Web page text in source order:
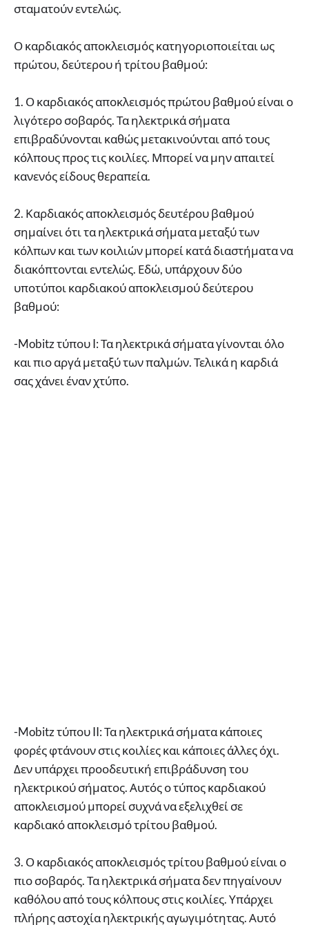
σταματούν εντελώς.
Ο καρδιακός αποκλεισμός κατηγοριοποιείται ως
πρώτου, δεύτερου ή τρίτου βαθμού:
1. Ο καρδιακός αποκλεισμός πρώτου βαθμού είναι ο
λιγότερο σοβαρός. Τα ηλεκτρικά σήματα
επιβραδύνονται καθώς μετακινούνται από τους
κόλπους προς τις κοιλίες. Μπορεί να μην απαιτεί
κανενός είδους θεραπεία.
2. Καρδιακός αποκλεισμός δευτέρου βαθμού
σημαίνει ότι τα ηλεκτρικά σήματα μεταξύ των
κόλπων και των κοιλιών μπορεί κατά διαστήματα να
διακόπτονται εντελώς. Εδώ, υπάρχουν δύο
υποτύποι καρδιακού αποκλεισμού δεύτερου
βαθμού:
-Mobitz τύπου I: Τα ηλεκτρικά σήματα γίνονται όλο
και πιο αργά μεταξύ των παλμών. Τελικά η καρδιά
σας χάνει έναν χτύπο.
-Mobitz τύπου II: Τα ηλεκτρικά σήματα κάποιες
φορές φτάνουν στις κοιλίες και κάποιες άλλες όχι.
Δεν υπάρχει προοδευτική επιβράδυνση του
ηλεκτρικού σήματος. Αυτός ο τύπος καρδιακού
αποκλεισμού μπορεί συχνά να εξελιχθεί σε
καρδιακό αποκλεισμό τρίτου βαθμού.
3. Ο καρδιακός αποκλεισμός τρίτου βαθμού είναι ο
πιο σοβαρός. Τα ηλεκτρικά σήματα δεν πηγαίνουν
καθόλου από τους κόλπους στις κοιλίες. Υπάρχει
πλήρης αστοχία ηλεκτρικής αγωγιμότητας. Αυτό